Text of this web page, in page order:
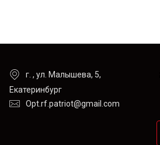
г. , ул. Малышева, 5,
Екатеринбург
Opt.rf.patriot@gmail.com